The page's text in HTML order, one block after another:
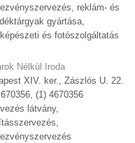
reklám- és
gyártása,
és fotószolgáltatás
Nélkül Iroda
XIV. ker., Zászlós U. 22.
(1) 4670356
látvány,